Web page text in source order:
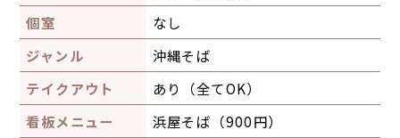
個室
なし
ジャンル
沖縄そば
テイクアウト
あり（全てOK）
看板メニュー
浜屋そば（900円）